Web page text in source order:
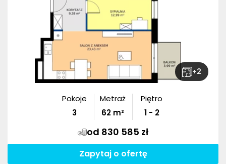
+2
Pokoje
3
Metraż
62 m²
Piętro
1 - 2
od 830 585 zł
Zapytaj o ofertę